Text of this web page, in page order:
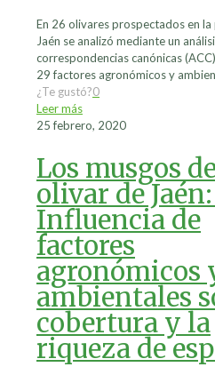
En 26 olivares prospectados en
Jaén se analizó mediante un
correspondencias canónicas
29 factores agronómicos y
¿Te gustó?0
Leer más
25 febrero, 2020
Los musgos
olivar de
Influencia de
factores
agronómicos
ambientales
cobertura y la
riqueza de